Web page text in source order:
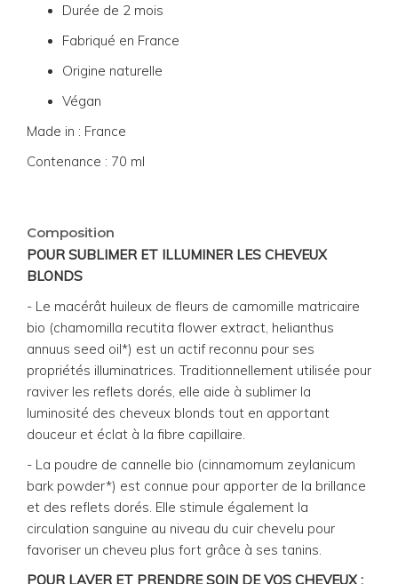
Durée de 2 mois
Fabriqué en France
Origine naturelle
Végan
Made in : France
Contenance : 70 ml
Composition
POUR SUBLIMER ET ILLUMINER LES CHEVEUX
BLONDS
- Le macérât huileux de fleurs de camomille matricaire
bio (chamomilla recutita flower extract, helianthus
annuus seed oil*) est un actif reconnu pour ses
propriétés illuminatrices. Traditionnellement utilisée pour
raviver les reflets dorés, elle aide à sublimer la
luminosité des cheveux blonds tout en apportant
douceur et éclat à la fibre capillaire.
- La poudre de cannelle bio (cinnamomum zeylanicum
bark powder*) est connue pour apporter de la brillance
et des reflets dorés. Elle stimule également la
circulation sanguine au niveau du cuir chevelu pour
favoriser un cheveu plus fort grâce à ses tanins.
POUR LAVER ET PRENDRE SOIN DE VOS CHEVEUX :